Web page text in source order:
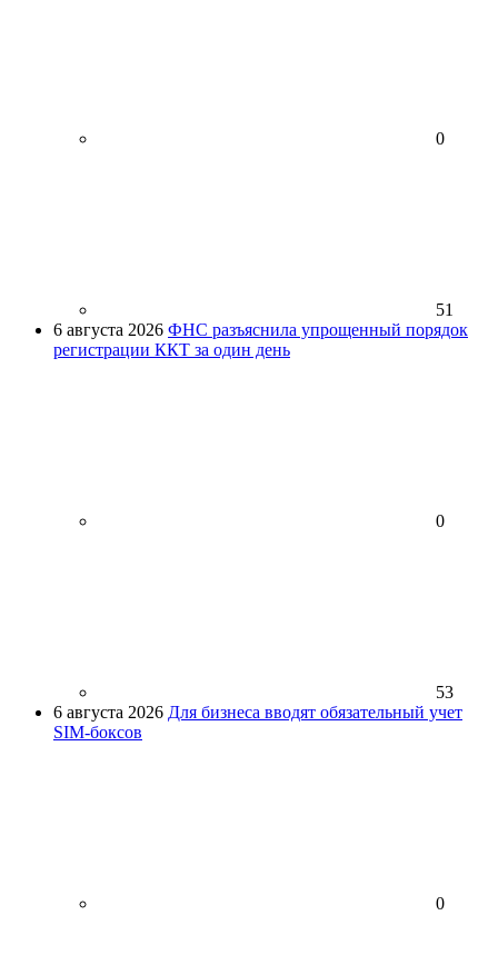
0
51
6 августа 2026 ФНС разъяснила упрощенный порядок
регистрации ККТ за один день
0
53
6 августа 2026 Для бизнеса вводят обязательный учет
SIM-боксов
0